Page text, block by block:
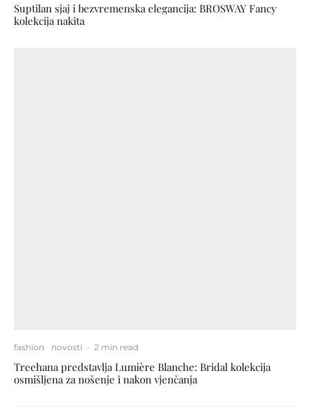
Suptilan sjaj i bezvremenska elegancija: BROSWAY Fancy
kolekcija nakita
fashion novosti · 2 min read
Treehana predstavlja Lumière Blanche: Bridal kolekcija
osmišljena za nošenje i nakon vjenčanja